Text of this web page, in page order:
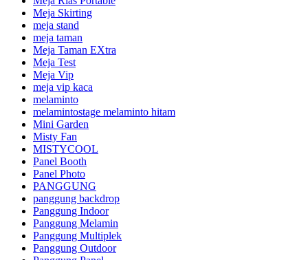
Meja Skirting
meja stand
meja taman
Meja Taman EXtra
Meja Test
Meja Vip
meja vip kaca
melaminto
melamintostage melaminto hitam
Mini Garden
Misty Fan
MISTYCOOL
Panel Booth
Panel Photo
PANGGUNG
panggung backdrop
Panggung Indoor
Panggung Melamin
Panggung Multiplek
Panggung Outdoor